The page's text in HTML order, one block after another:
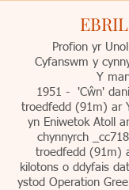
Profion yr
Cyfanswm y
Y
1951 - 'Cŵn'
troedfedd (91m) ar
yn Eniwetok Atoll
chynnyrch
troedfedd (91m)
kilotons o ddyfais
ystod Operation